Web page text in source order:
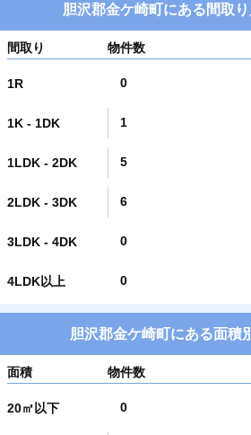
胆沢郡金ケ崎町にある間取
間取り 物件数
1R 0
1K - 1DK 1
1LDK - 2DK 5
2LDK - 3DK 6
3LDK - 4DK 0
4LDK以上 0
胆沢郡金ケ崎町にある面積
面積 物件数
20㎡以下 0